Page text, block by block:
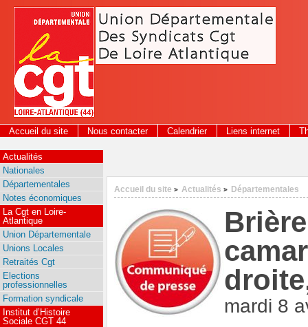
Panneau de gestion des cookies
Accueil du site Nous contacter Calendrier Liens internet
Accueil du site > Actualités > Départementales
mardi 8
Actualités
Nationales
Départementales
Notes économiques
La Cgt en Loire-
Atlantique
Union Départementale
Unions Locales
Retraités Cgt
Elections
professionnelles
Formation syndicale
Institut d’Histoire
Sociale CGT 44